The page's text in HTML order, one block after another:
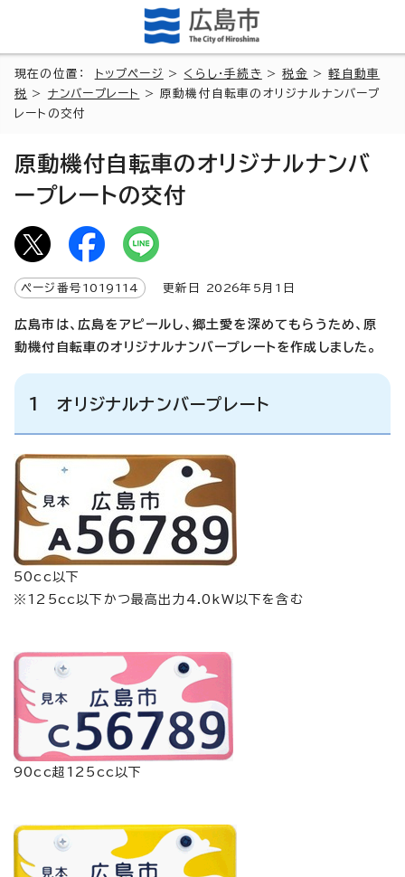
現在の位置： トップページ > くらし・手続き >税金 >軽自動車
税
> ナンバープレート
> 原動機付自転車のオリジナルナンバープ
レートの交付
原動機付自転車のオリジナルナンバ
ープレートの交付
ページ番号 1019114 更新日 2026年5月1日
広島市は、広島をアピールし、郷土愛を深めてもらうため、原
動機付自転車のオリジナルナンバープレートを作成しました。
1 オリジナルナンバープレート
50cc以下
※125cc以下かつ最高出力4.0kW以下を含む
90cc超125cc以下